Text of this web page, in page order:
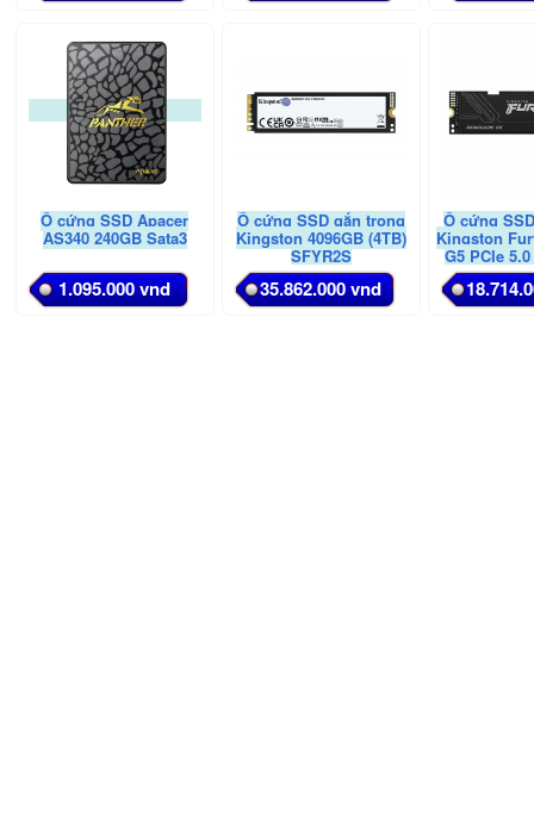
Ổ cứng SSD Apacer
AS340 240GB Sata3
1.095.000 vnd
Ổ cứng SSD gắn trong
Kingston 4096GB (4TB)
SFYR2S
35.862.000 vnd
Ổ cứng
Kingston
G5 PCIe
2048GB